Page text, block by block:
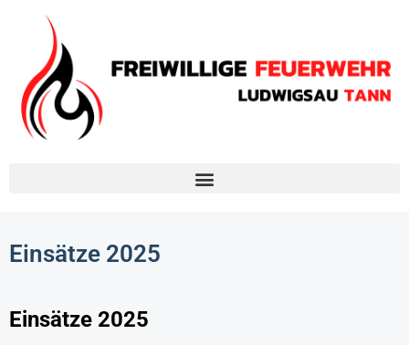
Einsätze 2025
Einsätze 2025